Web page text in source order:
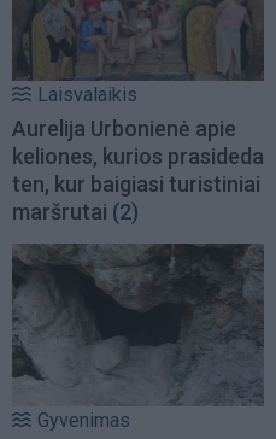
Laisvalaikis
Aurelija Urbonienė apie
keliones, kurios prasideda
ten, kur baigiasi turistiniai
maršrutai (2)
Gyvenimas